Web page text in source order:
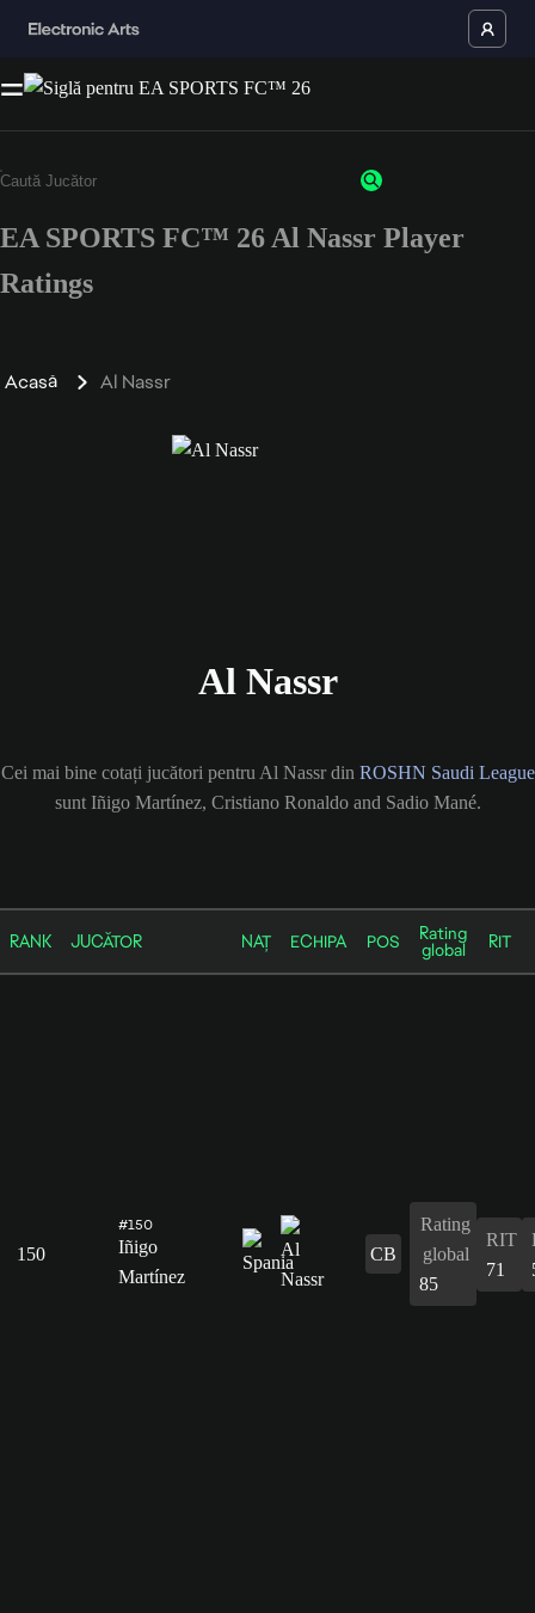
EA SPORTS FC™ 26 Al Nassr Player
Ratings
Acasă Al Nassr
Al Nassr
Cei mai bine cotați jucători pentru Al Nassr din ROSHN Saudi League
sunt Iñigo Martínez, Cristiano Ronaldo and Sadio Mané.
RANK JUCĂTOR NAȚ ECHIPA POS Rating
global RIT
150
#150
Iñigo
Martínez
CB
Rating
global
85
RIT
71